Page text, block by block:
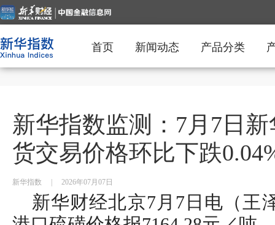
首页 新闻动态 产品分类
新华指数监测：7月7日
货交易价格环比下跌
新华指数 2026年07月07日
新华财经北京7月7日电（王